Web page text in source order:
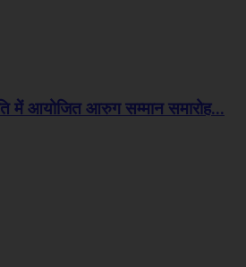
में आयोजित आरुग सम्मान समारोह...